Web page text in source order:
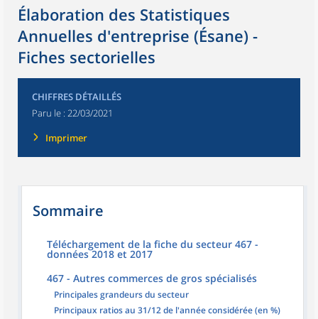
Élaboration des Statistiques
Annuelles d'entreprise (Ésane) -
Fiches sectorielles
CHIFFRES DÉTAILLÉS
Paru le : 22/03/2021
Imprimer
Sommaire
Téléchargement de la fiche du secteur 467 -
données 2018 et 2017
467 - Autres commerces de gros spécialisés
Principales grandeurs du secteur
Principaux ratios au 31/12 de l'année considérée (en %)